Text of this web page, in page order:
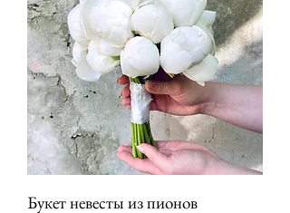
Букет невесты из пионов